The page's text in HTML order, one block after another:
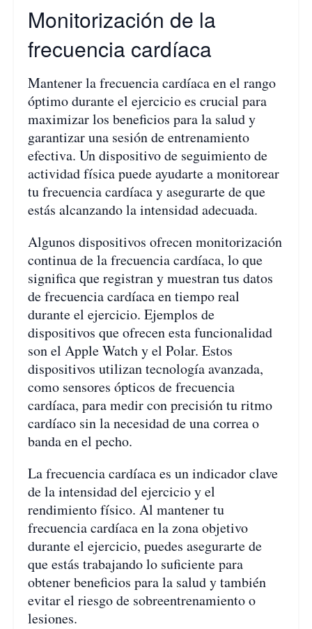
Monitorización de la
frecuencia cardíaca
Mantener la frecuencia cardíaca en el rango
óptimo durante el ejercicio es crucial para
maximizar los beneficios para la salud y
garantizar una sesión de entrenamiento
efectiva. Un dispositivo de seguimiento de
actividad física puede ayudarte a monitorear
tu frecuencia cardíaca y asegurarte de que
estás alcanzando la intensidad adecuada.
Algunos dispositivos ofrecen monitorización
continua de la frecuencia cardíaca, lo que
significa que registran y muestran tus datos
de frecuencia cardíaca en tiempo real
durante el ejercicio. Ejemplos de
dispositivos que ofrecen esta funcionalidad
son el Apple Watch y el Polar. Estos
dispositivos utilizan tecnología avanzada,
como sensores ópticos de frecuencia
cardíaca, para medir con precisión tu ritmo
cardíaco sin la necesidad de una correa o
banda en el pecho.
La frecuencia cardíaca es un indicador clave
de la intensidad del ejercicio y el
rendimiento físico. Al mantener tu
frecuencia cardíaca en la zona objetivo
durante el ejercicio, puedes asegurarte de
que estás trabajando lo suficiente para
obtener beneficios para la salud y también
evitar el riesgo de sobreentrenamiento o
lesiones.